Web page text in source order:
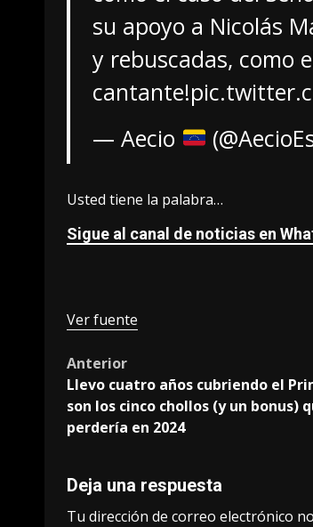
su apoyo a Nicolás
y rebuscadas, como
cantante!
— Aecio
Usted tiene la palabra…
Sigue al canal de noticias en
Ver fuente
Post
navigation
Anterior
Llevo cuatro años cubriendo el
son los cinco chollos (y un bonus)
perdería en 2024
Deja una respuesta
Tu dirección de correo electrónico